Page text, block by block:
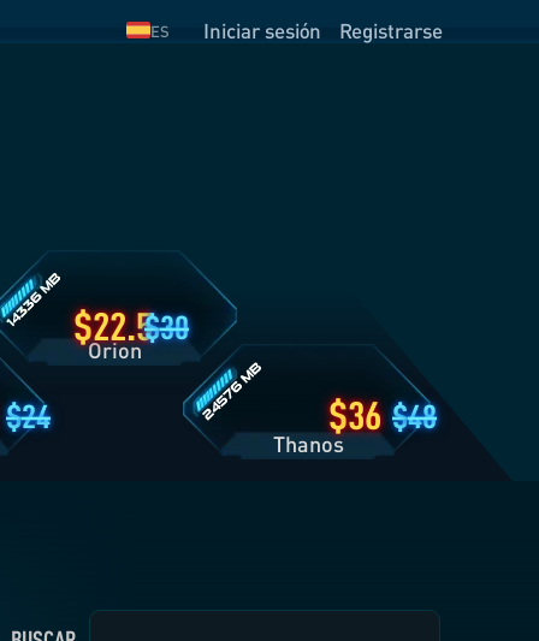
ES Iniciar sesión Registrarse
24
22.530
Orion
36 48
Thanos